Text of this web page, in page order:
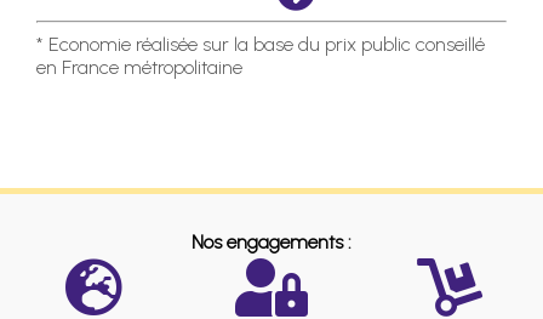
* Economie réalisée sur la base du prix public conseillé
en France métropolitaine
Nos engagements :